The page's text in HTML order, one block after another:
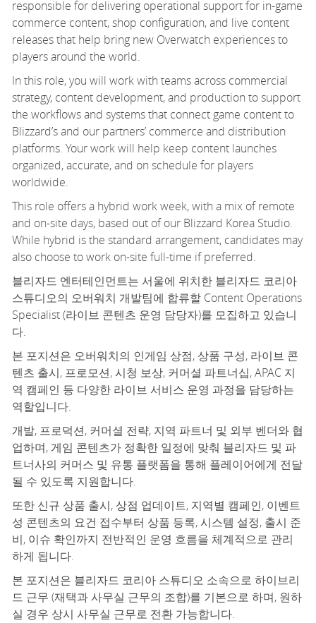
responsible for delivering operational support for in-game
commerce content, shop configuration, and live content
releases that help bring new Overwatch experiences to
players around the world.
In this role, you will work with teams across commercial
strategy, content development, and production to support
the workflows and systems that connect game content to
Blizzard’s and our partners’ commerce and distribution
platforms. Your work will help keep content launches
organized,accurate, and on schedule for players
worldwide.
This role offers a hybrid work week, with a mix of remote
and on-site days, based out of our Blizzard Korea Studio.
While hybrid is the standard arrangement, candidates may
also choose to work on-site full-time if preferred.
블리자드 엔터테인먼트는 서울에 위치한 블리자드 코리아
스튜디오의 오버워치 개발팀에 합류할 Content Operations
Specialist (라이브 콘텐츠 운영 담당자)를 모집하고 있습니
다.
본 포지션은 오버워치의 인게임 상점, 상품 구성, 라이브 콘
텐츠 출시, 프로모션, 시청 보상, 커머셜 파트너십, APAC 지
역 캠페인 등 다양한 라이브 서비스 운영 과정을 담당하는
역할입니다.
개발, 프로덕션, 커머셜 전략, 지역 파트너 및 외부 벤더와 협
업하며, 게임 콘텐츠가 정확한 일정에 맞춰 블리자드 및 파
트너사의 커머스 및 유통 플랫폼을 통해 플레이어에게 전달
될 수 있도록 지원합니다.
또한 신규 상품 출시, 상점 업데이트, 지역별 캠페인, 이벤트
성 콘텐츠의 요건 접수부터 상품 등록, 시스템 설정, 출시 준
비, 이슈 확인까지 전반적인 운영 흐름을 체계적으로 관리
하게 됩니다.
본 포지션은 블리자드 코리아 스튜디오 소속으로 하이브리
드 근무 (재택과 사무실 근무의 조합)를 기본으로 하며, 원하
실 경우 상시 사무실 근무로 전환 가능합니다.